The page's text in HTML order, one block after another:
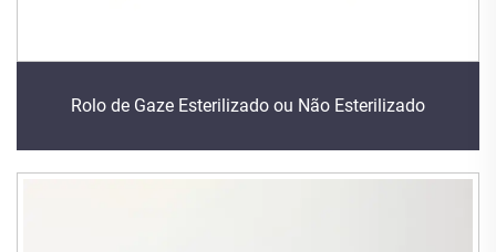
Rolo de Gaze Esterilizado ou Não Esterilizado